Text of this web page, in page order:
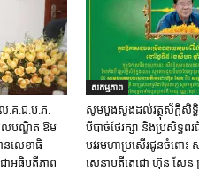
ល.គ.ជ.ប.ភ.
លបណ្ឌិត ឱម
នលេខាធិ
ជាអធិបតីភាព
សកម្មភាព
សូមបួងសួងដល់វត្ថុស័ក្តិសិទ្
បីបាច់ថែរក្សា និងប្រសិទ្ធ
បវរមហាប្រសើរជូនចំពោះ ស
សេនាបតីតេជោ ហ៊ុន សែន ប្